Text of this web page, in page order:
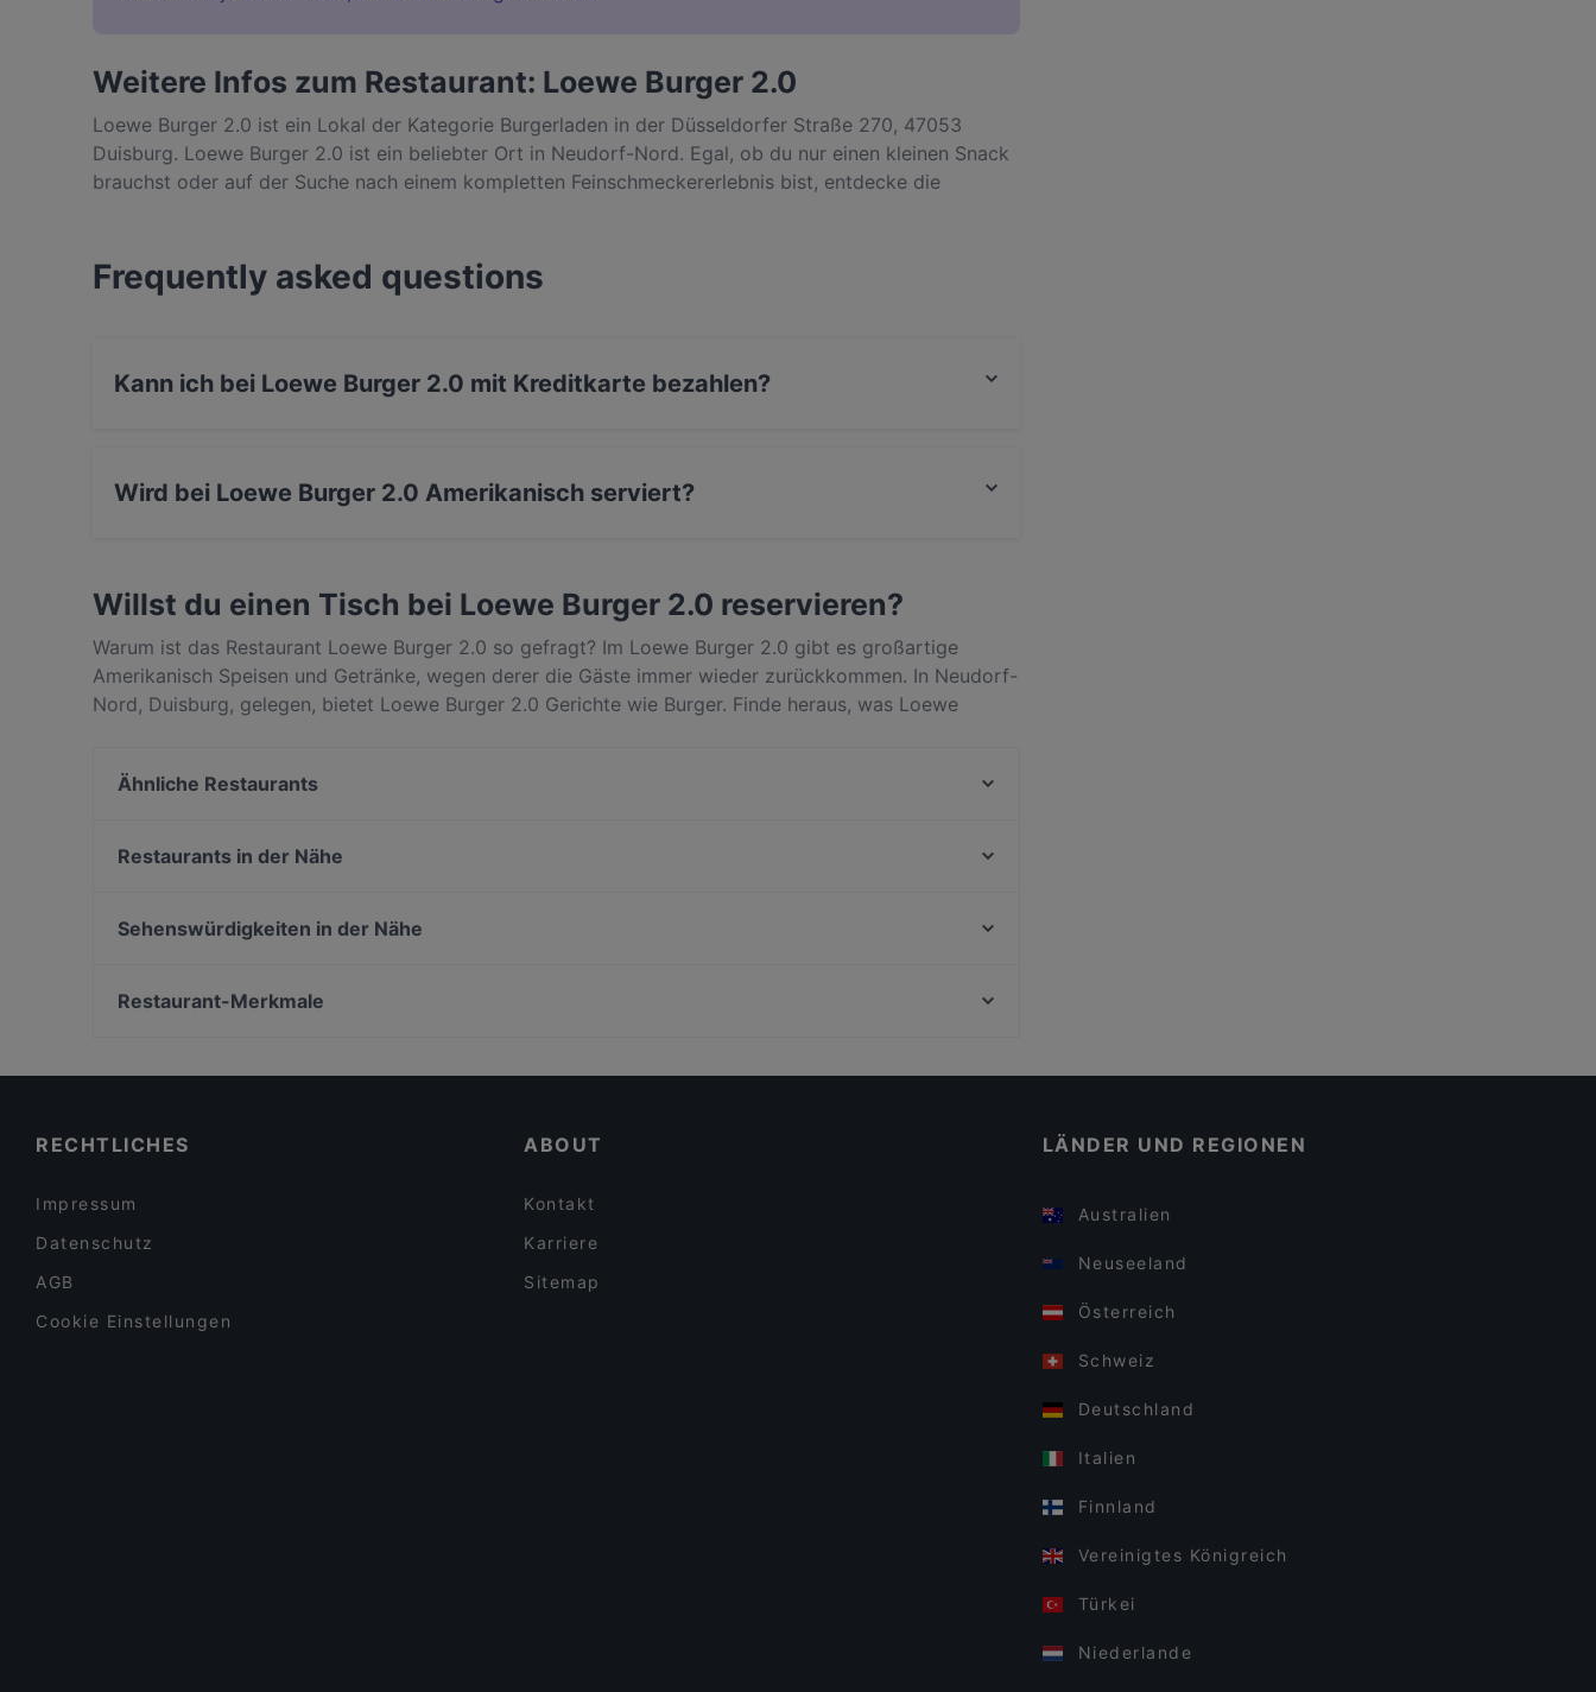
Weitere Infos zum Restaurant: Loewe Burger 2.0
Loewe Burger 2.0 ist ein Lokal der Kategorie Burgerladen in der Düsseldorfer Straße 270, 47053
Duisburg. Loewe Burger 2.0 ist ein beliebter Ort in Neudorf-Nord. Egal, ob du nur einen kleinen Snack
brauchst oder auf der Suche nach einem kompletten Feinschmeckererlebnis bist, entdecke die
Frequently asked questions
Kann ich bei Loewe Burger 2.0 mit Kreditkarte bezahlen?
Wird bei Loewe Burger 2.0 Amerikanisch serviert?
Willst du einen Tisch bei Loewe Burger 2.0 reservieren?
Warum ist das Restaurant Loewe Burger 2.0 so gefragt? Im Loewe Burger 2.0 gibt es großartige
Amerikanisch Speisen und Getränke, wegen derer die Gäste immer wieder zurückkommen. In Neudorf-
Nord, Duisburg, gelegen, bietet Loewe Burger 2.0 Gerichte wie Burger. Finde heraus, was Loewe
Ähnliche Restaurants
Royal Beef Corner
Imbiss Usbek FM
Restaurants in der Nähe
Okinii Essen
Sehenswürdigkeiten in der Nähe
Bahnhof Bernauer Strasse, Berlin
Restaurant-Merkmale
RECHTLICHES
Impressum
Datenschutz
AGB
Cookie Einstellungen
ABOUT
Kontakt
Karriere
Sitemap
LÄNDER UND REGIONEN
Australien
Neuseeland
Österreich
Schweiz
Deutschland
Italien
Finnland
Vereinigtes Königreich
Türkei
Niederlande